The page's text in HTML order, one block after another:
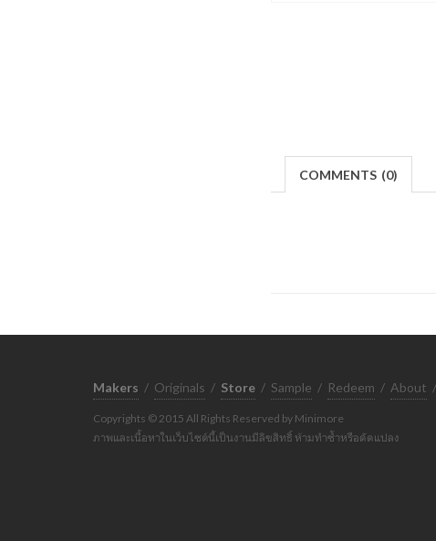
COMMENTS (0)
Makers / Originals / Store / Sample / Redeem / About /
Copyrights © 2015 All Rights Reserved by Minimore
ภาพและเนื้อหาในเว็บไซต์นี้เป็นงานมีลิขสิทธิ์ ห้ามทำซ้ำหรือดัดแปลง